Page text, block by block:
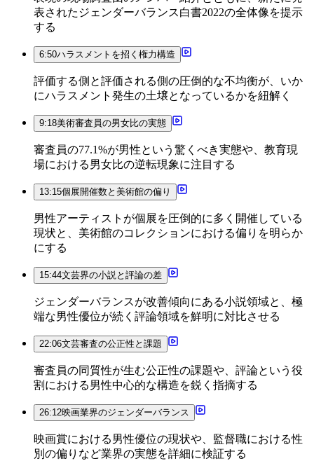
表されたジェンダーバランス白書2022の全体像を提示
する
6:50ハラスメントを招く権力構造
評価する側と評価される側の圧倒的な不均衡が、いか
にハラスメント発生の土壌となっているかを紐解く
9:18美術審査員の男女比の実態
審査員の77.1%が男性という驚くべき実態や、教育現
場における男女比の逆転現象に注目する
13:15個展開催数と美術館の偏り
男性アーティストが個展を圧倒的に多く開催している
現状と、美術館のコレクションにおける偏りを明らか
にする
15:44文芸界の小説と評論の差
ジェンダーバランスが改善傾向にある小説領域と、極
端な男性優位が続く評論領域を鮮明に対比させる
22:06文芸審査の公正性と課題
審査員の同質性が生む公正性の課題や、評論という役
割における男性中心的な構造を鋭く指摘する
26:12映画業界のジェンダーバランス
映画賞における男性優位の現状や、監督職における性
別の偏りなど業界の実態を詳細に検証する